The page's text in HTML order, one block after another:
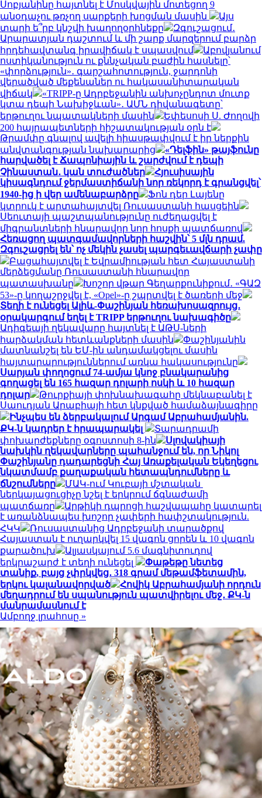
Սոբյանինը հայտնել է Մոսկվային մոտեցող 9
անօդաչու թռչող սարքերի խոցման մասին
Այս
տարի ե՞րբ կնշվի խաղողօրհնեքը
Զգուշացում․
Արարատյան դաշտում և մի շարք մարզերում բարձր
հրդեհավտանգ իրավիճակ է սպասվում
Աբովյանում
ոստիկանություն ու քննչական բաժին հասնելը՝
«փորձություն»․ գարշահոտություն, ջարդոնի
վերածված մեքենաներ ու հակասանիտարական
վիճակ
«TRIPP-ը Ադրբեջանին անխոչընդոտ մուտք
կտա դեպի Նախիջևան»․ ԱՄՆ դիվանագետը՝
երթուղու նպատակների մասին
Եփեսոսի Ս. Ժողովի
200 հայրապետների հիշատակության օրն է
Թրամփը գնալով ավելի հիասթափվում է իր ներքին
անվտանգության նախարարից
«Դելֆին» թայֆունը
հարվածել է Ճապոնիային և շարժվում է դեպի
Չինաստան․ կան տուժածներ
Հյուսիսային
կիսագնդում ջերմաստիճանի նոր ռեկորդ է գրանցվել՝
1940-ից ի վեր ամենաբարձրը
Ֆոն դեր Լայենը
կտրուկ է արտահայտվել Ռուսաստանի հասցեին
Սեուտայի ​​պաշտպանությունը ուժեղացվել է
միգրանտների հնարավոր նոր հոսքի պատճառով
Հեռացող պատգամավորների հաշվին՝ 5 մլն դրամ.
Զգուշացրել են՝ ոչ մեկին չասել պարգեւավճարի չափը
Բացահայտվել է Եվրամիության հետ Հայաստանի
մերձեցմանը Ռուսաստանի հնարավոր
պատասխանը
Խոշոր վթար Գեղարքունիքում․ «ԳԱԶ
53»-ը կողաշրջվել է, «Opel»-ը շպրտվել է ծառերի մեջ
Տեղի է ունեցել Ալիև-Փաշինյան հեռախոսազրույց․
օրակարգում եղել է TRIPP երթուղու նախագիծը
Ադիգեայի ղեկավարը հայտնել է ԱԹՍ-ների
հարձակման հետևանքների մասին
Փաշինյանին
մատնանշել են ԵՄ-ին անդամակցելու մասին
հայտարարություններում առկա հակասությունը
Սարյան փողոցում 74-ամյա կնոջ բնակարանից
գողացել են 165 հազար դոլարի ոսկի և 10 հազար
դոլար
Թուրքիայի փոխնախագահը մեկնաբանել է
Սաուդյան Արաբիայի հետ կնքված համաձայնագիրը
Ինչպես են ձերբակալում Արգամ Աբրահամյանին.
ՔԿ-ն կադրեր է հրապարակել
Տարադրամի
փոխարժեքները օգոստոսի 8-ին
Սլովակիայի
նախկին ղեկավարները պահանջում են, որ Նիկոլ
Փաշինյանը դադարեցնի Հայ Առաքելական Եկեղեցու
նկատմամբ քաղաքական հետապնդումները և
ճնշումները
ՄԱԿ-ում Կուբայի մշտական ​​
ներկայացուցիչը նշել է երկրում ճգնաժամի
պատճառը
Արթիկի դպրոցի հաշվապահը կատարել
է առանձնապես խոշոր չափերի հափշտակություն.
ՀԿԿ
Ռուսաստանից Ադրբեջանի տարածքով
Հայաստան է ուղարկվել 15 վագոն ցորեն և 10 վագոն
քարածուխ
Ալյասկայում 5.6 մագնիտուդով
երկրաշարժ է տեղի ունեցել
Փաթեթը նետեց
տանիք, բայց չփրկվեց․ 318 գրամ մեթամֆետամին,
երկու կալանավորված
Հովիկ Աբրահամյանի որդուն
մեղադրում են սպանություն պատվիրելու մեջ․ ՔԿ-ն
մանրամասնում է
Ամբողջ լրահոսը »